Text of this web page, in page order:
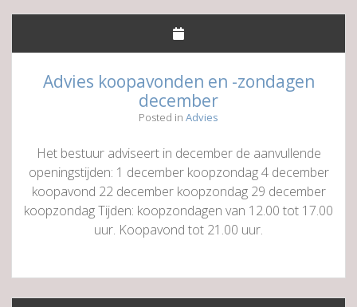
Advies koopavonden en -zondagen
december
Posted in Advies
Het bestuur adviseert in december de aanvullende
openingstijden: 1 december koopzondag 4 december
koopavond 22 december koopzondag 29 december
koopzondag Tijden: koopzondagen van 12.00 tot 17.00
uur. Koopavond tot 21.00 uur.